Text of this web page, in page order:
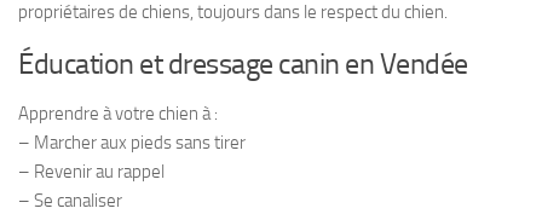
propriétaires de chiens, toujours dans le respect du chien.
Éducation et dressage canin en Vendée
Apprendre à votre chien à :
– Marcher aux pieds sans tirer
– Revenir au rappel
– Se canaliser